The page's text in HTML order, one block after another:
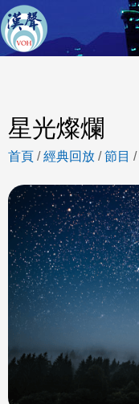
星光燦爛
首頁 /經典回放 /節目 /